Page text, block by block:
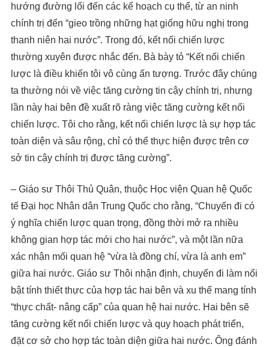
hướng đường lối đến các kế hoạch cụ thể, từ an ninh
chính trị đến “gieo trồng những hạt giống hữu nghị trong
thanh niên hai nước”. Trong đó, kết nối chiến lược
thường xuyên được nhắc đến. Bà bày tỏ “Kết nối chiến
lược là điều khiến tôi vô cùng ấn tượng. Trước đây chúng
ta thường nói về việc tăng cường tin cậy chính trị, nhưng
lần này hai bên đề xuất rõ ràng việc tăng cường kết nối
chiến lược. Tôi cho rằng, kết nối chiến lược là sự hợp tác
toàn diện và sâu rộng, chỉ có thể thực hiện được trên cơ
sở tin cậy chính trị được tăng cường”.
– Giáo sư Thôi Thủ Quân, thuộc Học viện Quan hệ Quốc
tế Đại học Nhân dân Trung Quốc cho rằng, “Chuyến đi có
ý nghĩa chiến lược quan trọng, đồng thời mở ra nhiều
không gian hợp tác mới cho hai nước”, và một lần nữa
xác nhận mối quan hệ “vừa là đồng chí, vừa là anh em”
giữa hai nước. Giáo sư Thôi nhận định, chuyến đi làm nổi
bật tính thiết thực của hợp tác hai bên và xu thế mang tính
“thực chất- nâng cấp” của quan hệ hai nước. Hai bên sẽ
tăng cường kết nối chiến lược và quy hoạch phát triển,
đặt cơ sở cho hợp tác toàn diện giữa hai nước. Ông đánh